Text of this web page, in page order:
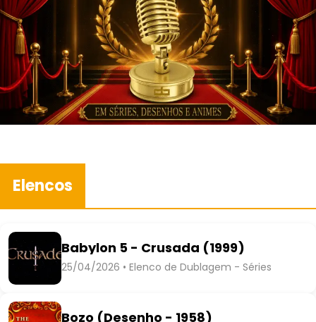
Elencos
Babylon 5 - Crusada (1999)
25/04/2026 • Elenco de Dublagem - Séries
Bozo (Desenho - 1958)